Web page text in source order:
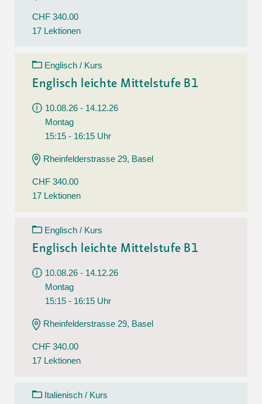
CHF 340.00
17 Lektionen
Englisch / Kurs
Englisch leichte Mittelstufe B1
10.08.26 - 14.12.26
Montag
15:15 - 16:15 Uhr
Rheinfelderstrasse 29, Basel
CHF 340.00
17 Lektionen
Englisch / Kurs
Englisch leichte Mittelstufe B1
10.08.26 - 14.12.26
Montag
15:15 - 16:15 Uhr
Rheinfelderstrasse 29, Basel
CHF 340.00
17 Lektionen
Italienisch / Kurs